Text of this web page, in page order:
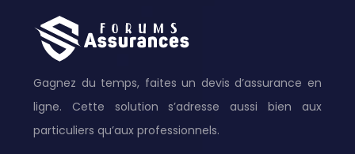
Gagnez du temps, faites un devis d’assurance en
ligne. Cette solution s’adresse aussi bien aux
particuliers qu’aux professionnels.